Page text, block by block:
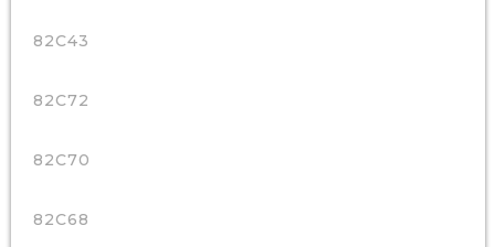
82C43
82C72
82C70
82C68